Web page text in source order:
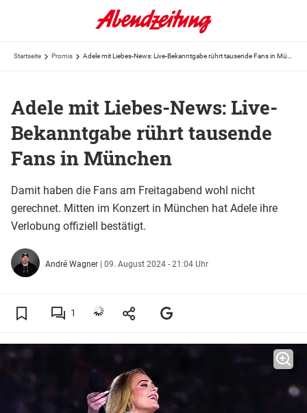
Startseite Promis
Adele mit Liebes-News: Live-
Bekanntgabe rührt tausende
Fans in München
Damit haben die Fans am Freitagabend wohl nicht
gerechnet. Mitten im Konzert in München hat Adele ihre
Verlobung offiziell bestätigt.
André Wagner | 09. August 2024 - 21:04 Uhr
1